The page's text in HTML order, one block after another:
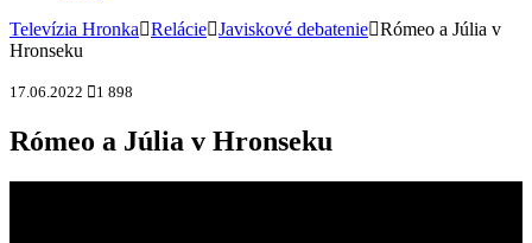
Televízia Hronka
Relácie Javiskové debatenie Rómeo a Júlia v
Hronseku
17.06.2022 1 898
Rómeo a Júlia v Hronseku